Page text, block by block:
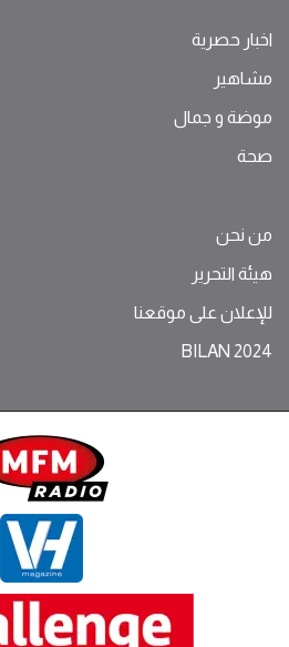
اخبار حصرية
مشاهير
موضة ‫و‬ ‫‬‫جمال‬
صحة
من نحن
هيئة التحرير
للإعلان على موقعنا
BILAN 2024